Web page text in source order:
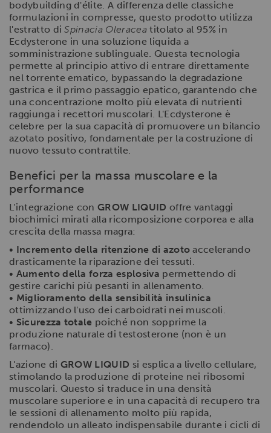
bodybuilding d'élite. A differenza delle classiche
formulazioni in compresse, questo prodotto utilizza
l'estratto diSpinacia Oleraceatitolato al 95% in
Ecdysterone in una soluzione liquida a
somministrazione sublinguale. Questa tecnologia
permette al principio attivo di entrare direttamente
nel torrente ematico, bypassando la degradazione
gastrica e il primo passaggio epatico, garantendo che
una concentrazione molto più elevata di nutrienti
raggiunga i recettori muscolari. L'Ecdysterone è
celebre per la sua capacità di promuovere un bilancio
azotato positivo, fondamentale per la costruzione di
nuovo tessuto contrattile.
Benefici per la massa muscolare e la
performance
L'integrazione conGROW LIQUID offre vantaggi
biochimici mirati alla ricomposizione corporea e alla
crescita della massa magra:
• Incremento della ritenzione di azoto accelerando
drasticamente la riparazione dei tessuti.
• Aumento della forza esplosiva permettendo di
gestire carichi più pesanti in allenamento.
• Miglioramento della sensibilità insulinica
ottimizzando l'uso dei carboidrati nei muscoli.
• Sicurezza totale poiché non sopprime la
produzione naturale di testosterone (non è un
farmaco).
L'azione di GROW LIQUID si esplica a livello cellulare,
stimolando la produzione di proteine nei ribosomi
muscolari. Questo si traduce in una densità
muscolare superiore e in una capacità di recupero tra
le sessioni di allenamento molto più rapida,
rendendolo un alleato indispensabile durante i cicli di